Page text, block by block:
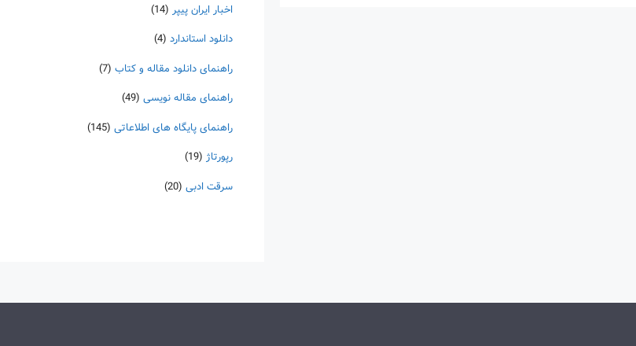
اخبار ایران پیپر (14)
دانلود استاندارد (4)
راهنمای دانلود مقاله و کتاب (7)
راهنمای مقاله نویسی (49)
راهنمای پایگاه های اطلاعاتی (145)
رپورتاژ (19)
سرقت ادبی (20)